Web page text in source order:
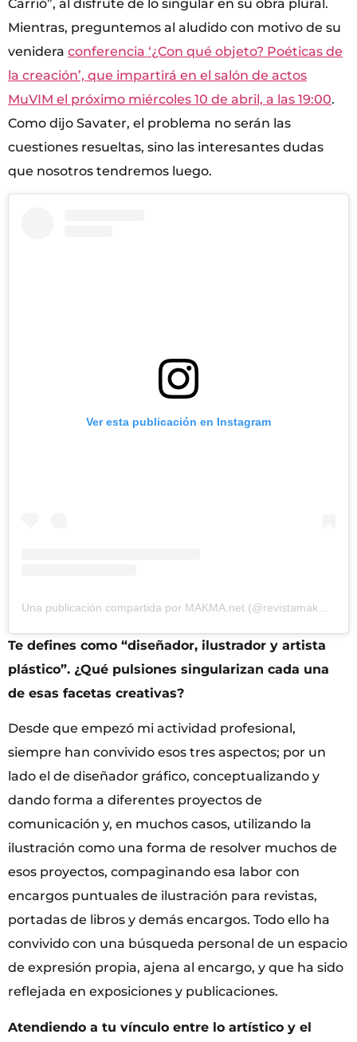
Carrió”, al disfrute de lo singular en su obra plural.
Mientras, preguntemos al aludido con motivo de su
venidera conferencia ‘¿Con qué objeto? Poéticas de
la creación’, que impartirá en el salón de actos
MuVIM el próximo miércoles 10 de abril, a las 19:00.
Como dijo Savater, el problema no serán las
cuestiones resueltas, sino las interesantes dudas
que nosotros tendremos luego.
Ver esta publicación en Instagram
Te defines como “diseñador, ilustrador y artista
plástico”. ¿Qué pulsiones singularizan cada una
de esas facetas creativas?
Desde que empezó mi actividad profesional,
siempre han convivido esos tres aspectos; por un
lado el de diseñador gráfico, conceptualizando y
dando forma a diferentes proyectos de
comunicación y, en muchos casos, utilizando la
ilustración como una forma de resolver muchos de
esos proyectos, compaginando esa labor con
encargos puntuales de ilustración para revistas,
portadas de libros y demás encargos. Todo ello ha
convivido con una búsqueda personal de un espacio
de expresión propia, ajena al encargo, y que ha sido
reflejada en exposiciones y publicaciones.
Atendiendo a tu vínculo entre lo artístico y el